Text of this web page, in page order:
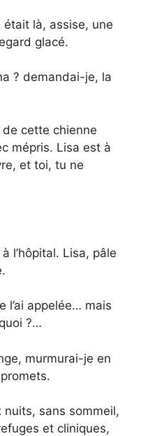
était là, assise, une
glacé.
? demandai-je, la
cette chienne
mépris. Lisa est à
et toi, tu ne
l’hôpital. Lisa, pâle
appelée… mais
?…
murmurai-je en
sans sommeil,
et cliniques,